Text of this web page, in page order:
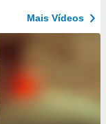
Mais Vídeos